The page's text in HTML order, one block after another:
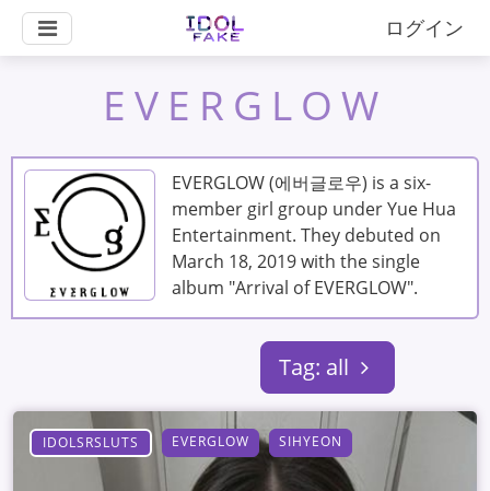
ログイン
EVERGLOW
EVERGLOW (에버글로우) is a six-
member girl group under Yue Hua
Entertainment. They debuted on
March 18, 2019 with the single
album "Arrival of EVERGLOW".
Tag: all
IDOLSRSLUTS EVERGLOW SIHYEON